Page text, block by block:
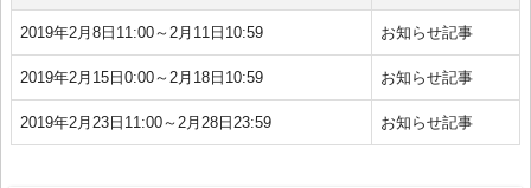
2019年2月8日11:00～2月11日10:59 お知らせ記事
2019年2月15日0:00～2月18日10:59 お知らせ記事
2019年2月23日11:00～2月28日23:59 お知らせ記事